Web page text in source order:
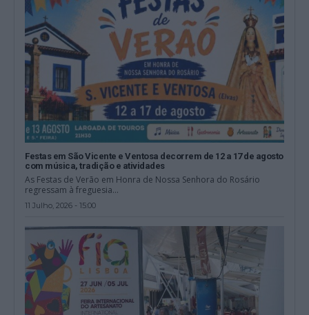
Festas em São Vicente e Ventosa decorrem de 12 a 17 de agosto
com música, tradição e atividades
As Festas de Verão em Honra de Nossa Senhora do Rosário
regressam à freguesia...
11 Julho, 2026 - 15:00